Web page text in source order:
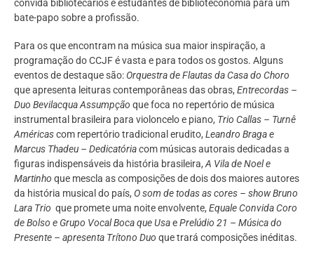
convida bibliotecários e estudantes de biblioteconomia para um
bate-papo sobre a profissão.
Para os que encontram na música sua maior inspiração, a
programação do CCJF é vasta e para todos os gostos. Alguns
eventos de destaque são: Orquestra de Flautas da Casa do Choro
que apresenta leituras contemporâneas das obras, Entrecordas –
Duo Bevilacqua Assumpção que foca no repertório de música
instrumental brasileira para violoncelo e piano, Trio Callas – Turnê
Américascom repertório tradicional erudito, Leandro Braga e
Marcus Thadeu – Dedicatória com músicas autorais dedicadas a
figuras indispensáveis da história brasileira,A Vila de Noel e
Martinho que mescla as composições de dois dos maiores autores
da história musical do país, O som de todas as cores – show Bruno
Lara Trio que promete uma noite envolvente, Equale Convida Coro
de Bolso e Grupo Vocal Boca que UsaePrelúdio 21 – Música do
Presente – apresenta Trítono Duo que trará composições inéditas.